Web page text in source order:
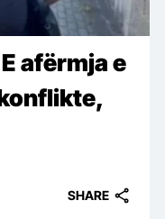
afërmja e
SHARE